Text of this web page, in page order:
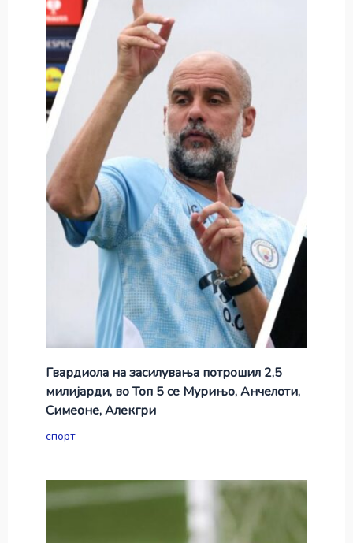
Гвардиола на засилувања потрошил 2,5
милијарди, во Топ 5 се Мурињо, Анчелоти,
Симеоне, Алекгри
спорт